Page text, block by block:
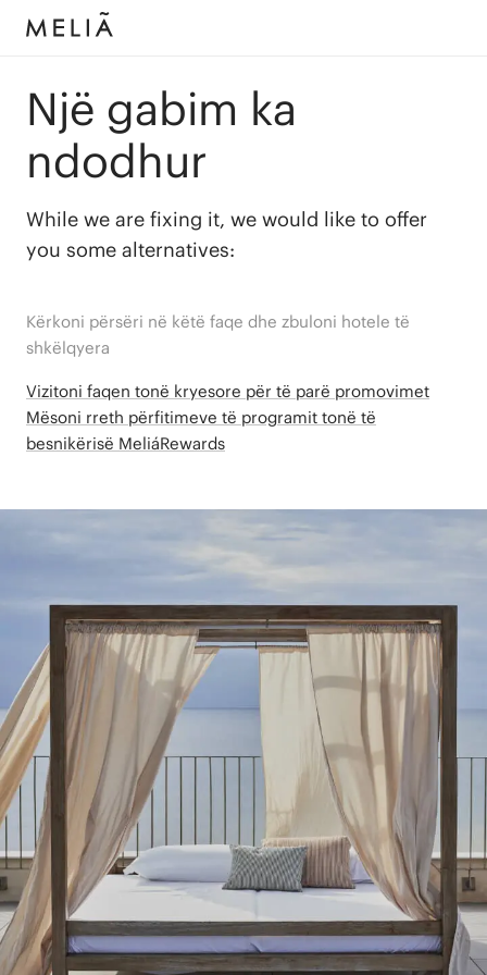
Një gabim ka
ndodhur
While we are fixing it, we would like to offer
you some alternatives:
Kërkoni përsëri në këtë faqe dhe zbuloni hotele të
shkëlqyera
Vizitoni faqen tonë kryesore për të parë promovimet
Mësoni rreth përfitimeve të programit tonë të
besnikërisë MeliáRewards